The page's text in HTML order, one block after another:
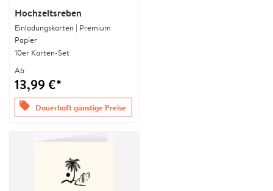
Hochzeitsreben
Einladungskarten | Premium
Papier
10er Karten-Set
Ab
13,99 €*
offers Dauerhaft günstige Preise